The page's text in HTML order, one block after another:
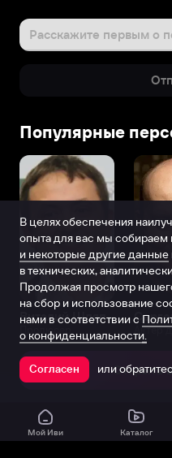
Расскажите первым о
Популярные
Виталий Шляппо
Продюсер Актёр
Открыть
Мой Иви Каталог
В целях обеспечения
опыта для вас мы собираем
и некоторые другие данные
в технических,
Продолжая просмотр
на сбор и использование
нами в соответствии с
о конфиденциальности.
Согласен или